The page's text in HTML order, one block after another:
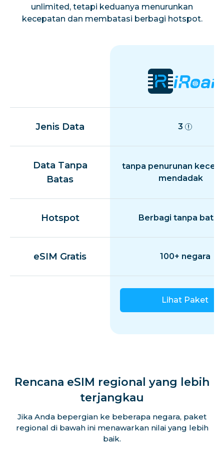
unlimited, tetapi keduanya menurunkan
kecepatan dan membatasi berbagi hotspot.
Jenis Data 3
Data Tanpa
Batas
tanpa penurunan
mendadak
Hotspot Berbagi tanpa batas
eSIM Gratis 100+ negara
Lihat Paket
Rencana eSIM regional yang lebih
terjangkau
Jika Anda bepergian ke beberapa negara, paket
regional di bawah ini menawarkan nilai yang lebih
baik.